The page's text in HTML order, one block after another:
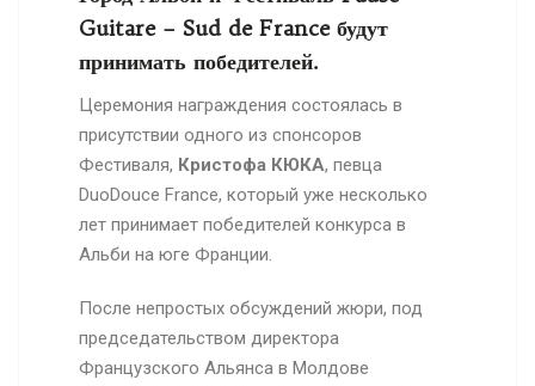
Guitare– Sud de France будут
принимать победителей.
Церемония награждения состоялась в
присутствии одного из спонсоров
Фестиваля, Кристофа КЮКА, певца
DuoDouce France, который уже несколько
лет принимает победителей конкурса в
Альби на юге Франции.
После непростых обсуждений жюри, под
председательством директора
Французского Альянса в Молдове